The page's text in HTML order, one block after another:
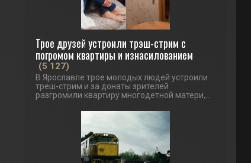
Трое друзей устроили трэш-стрим с
погромом квартиры и изнасилованием
(5 127)
В Ярославле трое молодых людей устроили
треш-стрим и за донаты зрителей
разгромили квартиру многодетной матери,...